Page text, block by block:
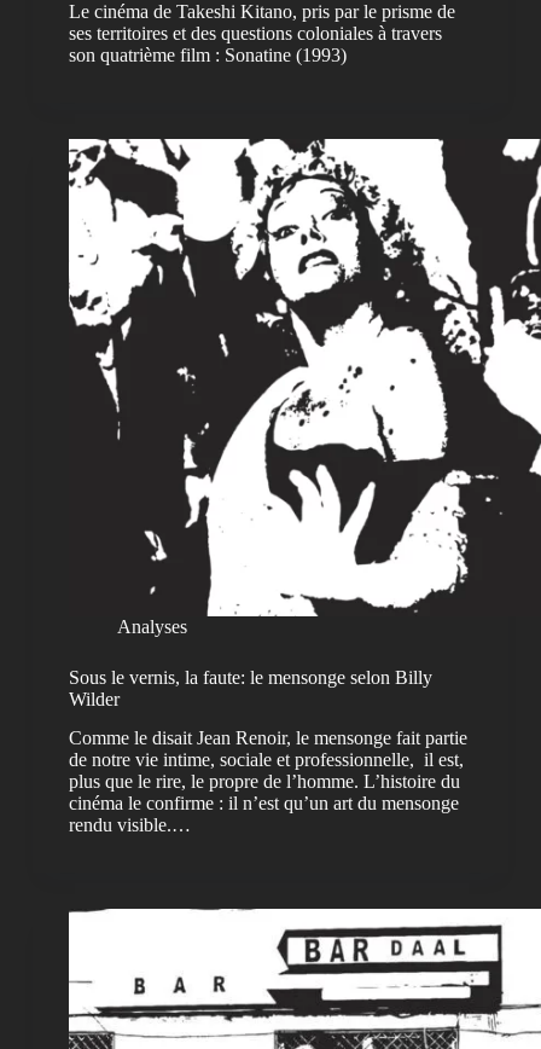
Le cinéma de Takeshi Kitano, pris par le prisme de
ses territoires et des questions coloniales à travers
son quatrième film : Sonatine (1993)
Analyses
Sous le vernis, la faute: le mensonge selon Billy
Wilder
Comme le disait Jean Renoir, le mensonge fait partie
de notre vie intime, sociale et professionnelle, il est,
plus que le rire, le propre de l’homme. L’histoire du
cinéma le confirme : il n’est qu’un art du mensonge
rendu visible.…